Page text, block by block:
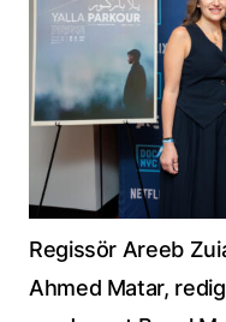
Regissör Areeb
Ahmed Matar,